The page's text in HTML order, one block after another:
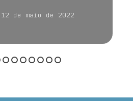
de maio de 2022